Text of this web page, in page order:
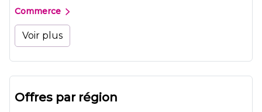
Commerce
Voir plus
Offres par région